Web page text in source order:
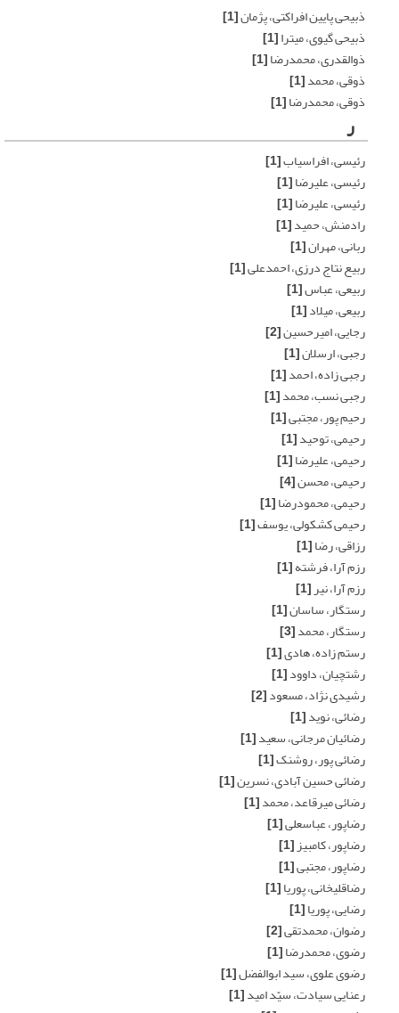
ذبیحی پایین افراکتی، پژمان[1]
ذبیحی گیوی، میترا[1]
ذوالقدری، محمدرضا[1]
ذوقی، محمد[1]
ذوقی، محمدرضا[1]
ر
رئیسی، افراسیاب[1]
رئیسی، علیرضا[1]
رئیسی، علیرضا[1]
رادمنش، حمید[1]
ربانی، مهران[1]
ربیع نتاج درزی، احمدعلی[1]
ربیعی، عباس[1]
ربیعی، میلاد[1]
رجایی، امیرحسین[2]
رجبی، ارسلان[1]
رجبی زاده، احمد[1]
رجبی نسب، محمد[1]
رحیم پور، مجتبی[1]
رحیمی، توحید[1]
رحیمی، علیرضا[1]
رحیمی، محسن[4]
رحیمی، محمودرضا[1]
رحیمی کشکولی، یوسف[1]
رزاقی، رضا[1]
رزم آرا، فرشته[1]
رزم آرا، نیر[1]
رستگار، ساسان[1]
رستگار، محمد[3]
رستم زاده، هادی[1]
رشتچیان، داوود[1]
رشیدی نژاد، مسعود[2]
رضائی، نوید[1]
رضائیان مرجانی، سعید[1]
رضائی پور، روشنک[1]
رضائی حسین آبادی، نسرین[1]
رضائی میرقاعد، محمد[1]
رضاپور، عباسعلی[1]
رضاپور، کامبیز[1]
رضاپور، مجتبی[1]
رضاقلیخانی، پوریا[1]
رضایی، پوریا[1]
رضوان، محمدتقی[2]
رضوی، محمدرضا[1]
رضوی علوی، سید ابوالفضل[1]
رعنایی سیادت، سیّد امید[1]